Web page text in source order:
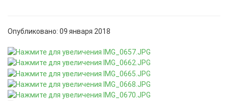
Опубликовано: 09 января 2018